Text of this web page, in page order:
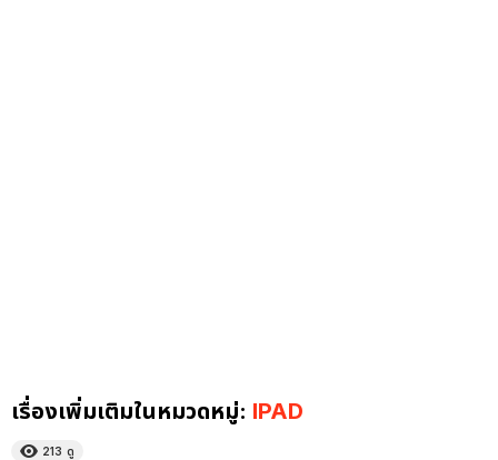
เรื่องเพิ่มเติมในหมวดหมู่: IPAD
213 ดู